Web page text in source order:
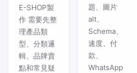
E-SHOP製
作 需要先整
理產品類
型、分類邏
輯、品牌賣
點和常見疑
題、圖片
alt、
Schema、
速度、付
款、
WhatsApp